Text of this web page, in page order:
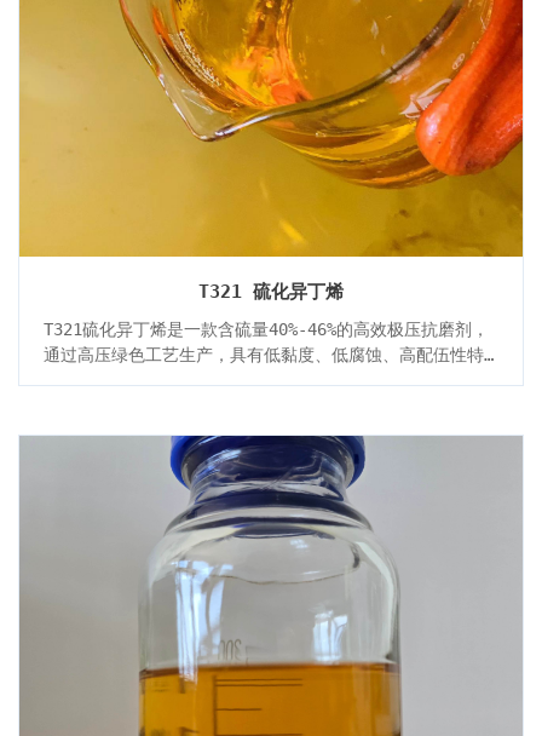
T321 硫化异丁烯
T321硫化异丁烯是一款含硫量40%-46%的高效极压抗磨剂，
通过高压绿色工艺生产，具有低黏度、低腐蚀、高配伍性特
级≤3b，适配硫磷氮复合体系，加剂量1.5%-5.0%可满足工
业、汽车领域的高温高负载润滑需求，是替代进口含硫添加
剂的国产化优选方案。